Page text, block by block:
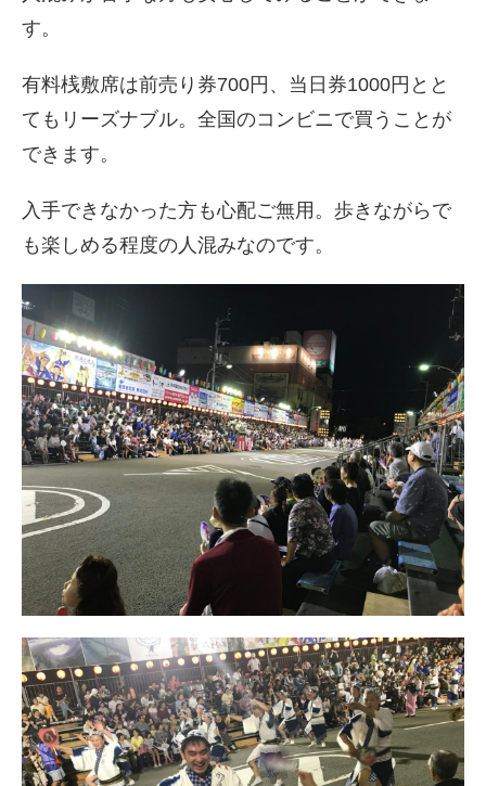
す。
有料桟敷席は前売り券700円、当日券1000円とと
てもリーズナブル。全国のコンビニで買うことが
できます。
入手できなかった方も心配ご無用。歩きながらで
も楽しめる程度の人混みなのです。